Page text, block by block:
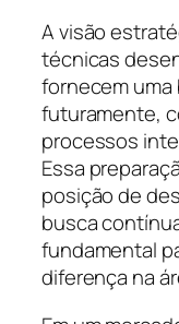
A visão
técnicas
fornecem uma
futuramente,
processos
Essa
posição de
busca
fundamental
diferença na